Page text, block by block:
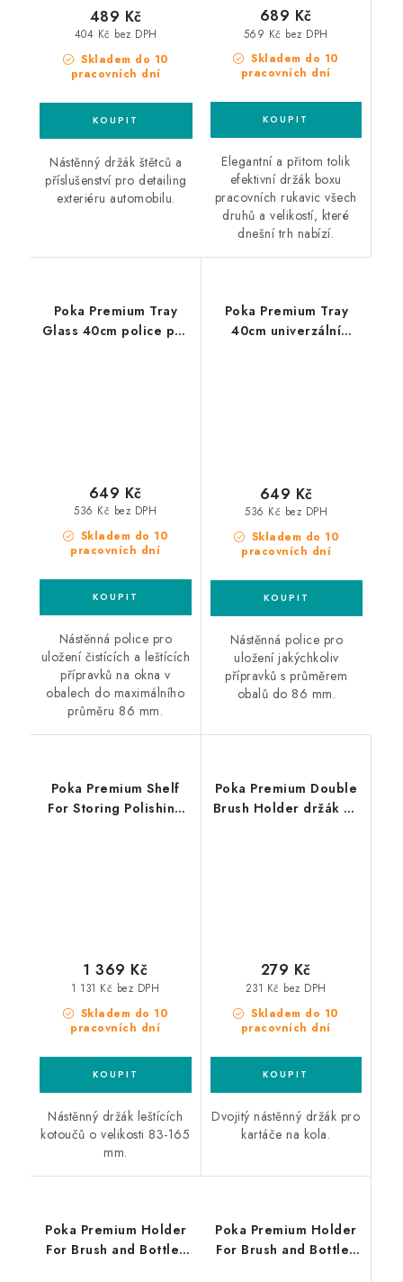
Skladem do 10
pracovních dní
404 Kč bez DPH
489 Kč
Nástěnný držák štětců a
příslušenství pro detailing
exteriéru automobilu.
Skladem do 10
pracovních dní
569 Kč bez DPH
689 Kč
Elegantní a přitom tolik
efektivní držák boxu
pracovních rukavic všech
druhů a velikostí, které
dnešní trh nabízí.
Poka Premium Tray
Glass 40cm police pro
Skladem do 10
pracovních dní
536 Kč bez DPH
649 Kč
Nástěnná police pro
uložení čistících a leštících
přípravků na okna v
obalech do maximálního
průměru 86 mm.
Poka Premium Tray
40cm univerzální
Skladem do 10
pracovních dní
536 Kč bez DPH
649 Kč
Nástěnná police pro
uložení jakýchkoliv
přípravků s průměrem
obalů do 86 mm.
Poka Premium Shelf
For Storing Polishing
Skladem do 10
pracovních dní
1 131 Kč bez DPH
1 369 Kč
Nástěnný držák leštících
kotoučů o velikosti 83-165
mm.
Poka Premium Double
Brush Holder držák na
Skladem do 10
pracovních dní
231 Kč bez DPH
279 Kč
Dvojitý nástěnný držák pro
kartáče na kola.
Poka Premium Holder
For Brush and Bottles
Poka Premium Holder
For Brush and Bottles